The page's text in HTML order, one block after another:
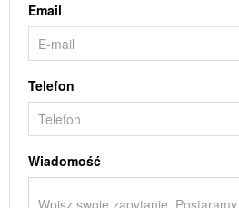
Email
Telefon
Wiadomość